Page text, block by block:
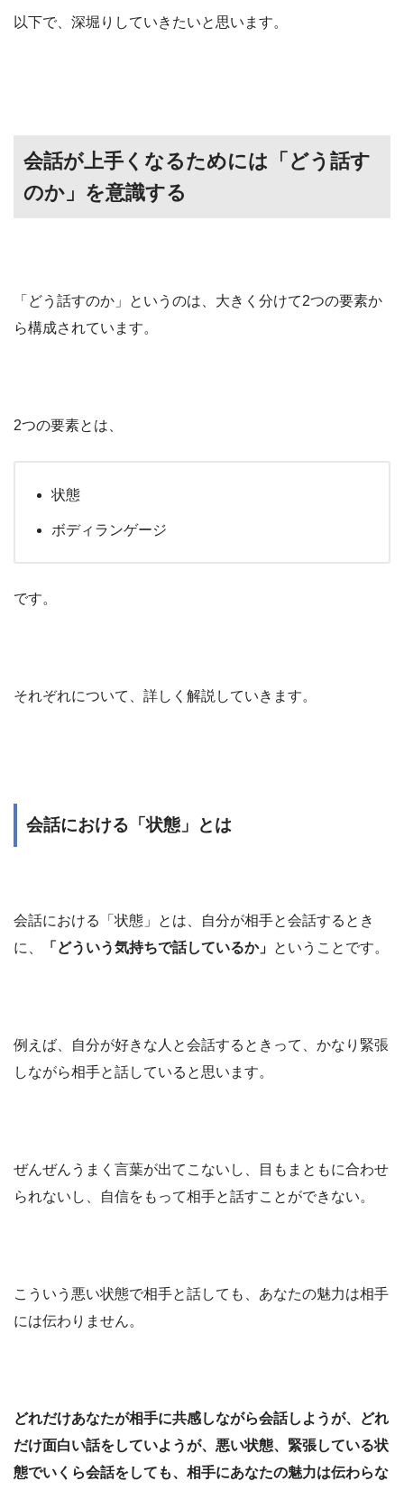
以下で、深堀りしていきたいと思います。
会話が上手くなるためには「どう話す
のか」を意識する
「どう話すのか」というのは、大きく分けて2つの要素か
ら構成されています。
2つの要素とは、
状態
ボディランゲージ
です。
それぞれについて、詳しく解説していきます。
会話における「状態」とは
会話における「状態」とは、自分が相手と会話するとき
に、
「どういう気持ちで話しているか」 ということです。
例えば、自分が好きな人と会話するときって、かなり緊張
しながら相手と話していると思います。
ぜんぜんうまく言葉が出てこないし、目もまともに合わせ
られないし、自信をもって相手と話すことができない。
こういう悪い状態で相手と話しても、あなたの魅力は相手
には伝わりません。
どれだけあなたが相手に共感しながら会話しようが、どれ
だけ面白い話をしていようが、悪い状態、緊張している状
態でいくら会話をしても、相手にあなたの魅力は伝わらな